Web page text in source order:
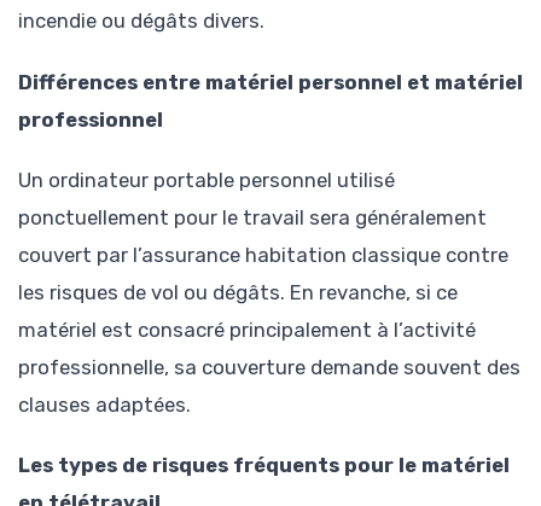
incendie ou dégâts divers.
Différences entre matériel personnel et matériel
professionnel
Un ordinateur portable personnel utilisé
ponctuellement pour le travail sera généralement
couvert par l’assurance habitation classique contre
les risques de vol ou dégâts. En revanche, si ce
matériel est consacré principalement à l’activité
professionnelle, sa couverture demande souvent des
clauses adaptées.
Les types de risques fréquents pour le matériel